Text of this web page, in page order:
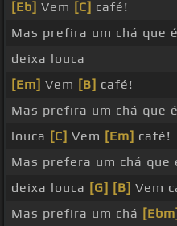
[Eb] Vem [C] café!
Mas prefira um chá que
deixa louca
[Em] Vem [B] café!
Mas prefira um chá que
louca [C] Vem [Em] café!
Mas prefera um chá que
deixa louca [G] [B] Vem
Mas prefira um chá [Ebm]